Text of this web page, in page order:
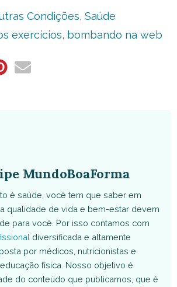
Condições, Saúde
exercícios, bombando na web
ShareShare
MundoBoaForma
é saúde, você tem que saber em
qualidade de vida e bem-estar devem
para você. Por isso contamos com
diversificada e altamente
por médicos, nutricionistas e
física. Nosso objetivo é
do conteúdo que publicamos, que é